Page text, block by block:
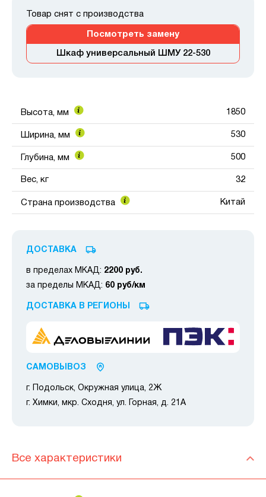
Товар снят с производства
Посмотреть замену
Шкаф универсальный ШМУ 22-530
Высота, мм 1850
Ширина, мм 530
Глубина, мм 500
Вес, кг 32
Страна производства Китай
ДОСТАВКА
в пределах МКАД: 2200 руб.
за пределы МКАД: 60 руб/км
ДОСТАВКА В РЕГИОНЫ
САМОВЫВОЗ
г. Подольск, Окружная улица, 2Ж
г. Химки, мкр. Сходня, ул. Горная, д. 21А
Все характеристики